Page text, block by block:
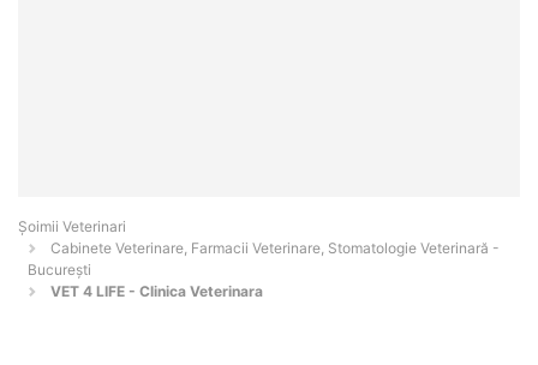
Șoimii Veterinari
Cabinete Veterinare, Farmacii Veterinare, Stomatologie Veterinară -
Bucureşti
VET 4 LIFE - Clinica Veterinara